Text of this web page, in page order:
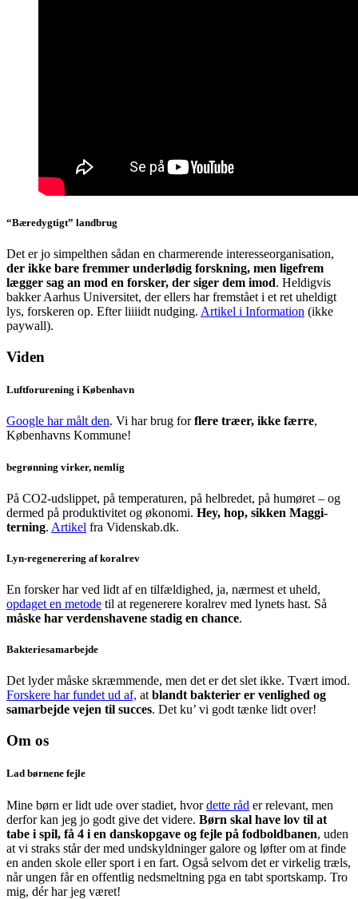
“Bæredygtigt” landbrug
Det er jo simpelthen sådan en charmerende interesseorganisation,
der ikke bare fremmer underlødig forskning, men ligefrem
lægger sag an mod en forsker, der siger dem imod. Heldigvis
bakker Aarhus Universitet, der ellers har fremstået i et ret uheldigt
lys, forskeren op. Efter liiiidt nudging. Artikel i Information (ikke
paywall).
Viden
Luftforurening i København
Google har målt den. Vi har brug forflere træer, ikke færre,
Københavns Kommune!
begrønning virker, nemlig
På CO2-udslippet, på temperaturen, på helbredet, på humøret – og
dermed på produktivitet og økonomi. Hey, hop, sikken Maggi-
terning. Artikel fra Videnskab.dk.
Lyn-regenerering af koralrev
En forsker har ved lidt af en tilfældighed, ja, nærmest et uheld,
opdaget en metode til at regenerere koralrev med lynets hast. Så
måske har verdenshavene stadig en chance.
Bakteriesamarbejde
Det lyder måske skræmmende, men det er det slet ikke. Tvært imod.
Forskere har fundet ud af, atblandt bakterier er venlighed og
samarbejde vejen til succes. Det ku’ vi godt tænke lidt over!
Om os
Lad børnene fejle
Mine børn er lidt ude over stadiet, hvordette råd er relevant, men
derfor kan jeg jo godt give det videre. Børn skal have lov til at
tabe i spil, få 4 i en danskopgave og fejle på fodboldbanen, uden
at vi straks står der med undskyldninger galore og løfter om at finde
en anden skole eller sport i en fart. Også selvom det er virkelig træls,
når ungen får en offentlig nedsmeltning pga en tabt sportskamp. Tro
mig, dér har jeg været!